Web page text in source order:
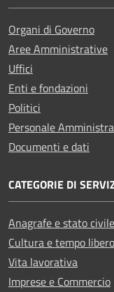
Organi di Governo
Aree Amministrative
Uffici
Enti e fondazioni
Politici
Personale
Documenti e dati
CATEGORIE DI
Anagrafe e stato civile
Cultura e tempo libero
Vita lavorativa
Imprese e Commercio